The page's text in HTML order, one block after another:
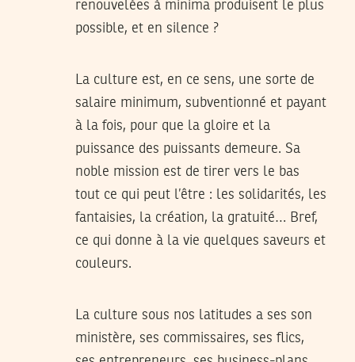
renouvelées à minima produisent le plus
possible, et en silence ?
La culture est, en ce sens, une sorte de
salaire minimum, subventionné et payant
à la fois, pour que la gloire et la
puissance des puissants demeure. Sa
noble mission est de tirer vers le bas
tout ce qui peut l’être : les solidarités, les
fantaisies, la création, la gratuité… Bref,
ce qui donne à la vie quelques saveurs et
couleurs.
La culture sous nos latitudes a ses son
ministère, ses commissaires, ses flics,